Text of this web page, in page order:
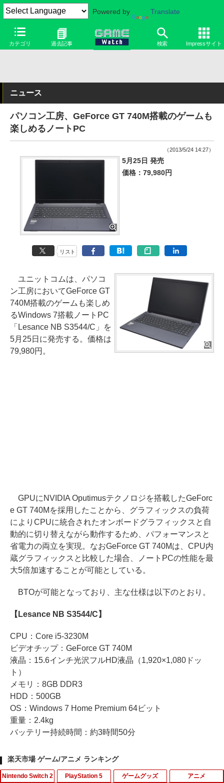
Powered by Translate
カテゴリ 過去記事 検索 Impressサイト
ニュース
パソコン工房、GeForce GT 740M搭載のゲームも
楽しめるノートPC
（2013/5/24 14:27）
5月25日 発売
価格：79,980円
リスト
ユニットコムは、パソコ
ン工房においてGeForce GT
740M搭載のゲームも楽しめ
るWindows 7搭載ノートPC
「Lesance NB S3544/C」を
5月25日に発売する。価格は
79,980円。
GPUにNVIDIA Oputimusテクノロジを搭載したGeForc
e GT 740Mを採用したことから、グラフィックスの負荷
によりCPUに統合されたオンボードグラフィックスと自
動的に切り替えながら動作するため、パフォーマンスと
省電力の両立を実現。なおGeForce GT 740Mは、CPU内
蔵グラフィックスと比較した場合、ノートPCの性能を最
大5倍加速することが可能としている。
BTOが可能となっており、主な仕様は以下のとおり。
【Lesance NB S3544/C】
CPU：Core i5-3230M
ビデオチップ：GeForce GT 740M
液晶：15.6インチ光沢フルHD液晶（1,920×1,080ドッ
ト）
メモリ：8GB DDR3
HDD：500GB
OS：Windows 7 Home Premium 64ビット
重量：2.4kg
バッテリー持続時間：約3時間50分
楽天市場 ゲーム/アニメ ランキング
Nintendo Switch 2 PlayStation 5 ゲームグッズ アニメ